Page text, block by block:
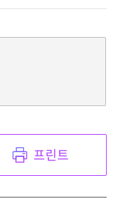
프린트